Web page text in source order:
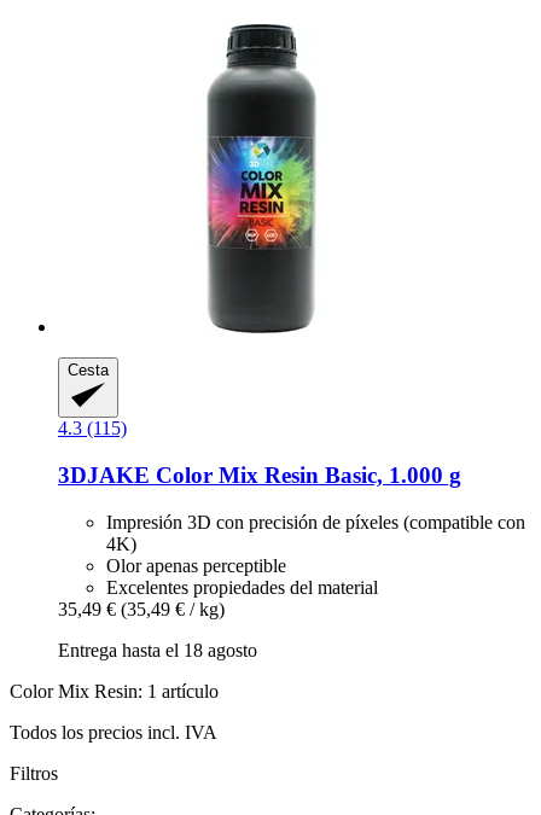
Cesta
4.3 (115)
3DJAKE Color Mix Resin Basic, 1.000 g
Impresión 3D con precisión de píxeles (compatible con
4K)
Olor apenas perceptible
Excelentes propiedades del material
35,49 € (35,49 € / kg)
Entrega hasta el 18 agosto
Color Mix Resin: 1 artículo
Todos los precios incl. IVA
Filtros